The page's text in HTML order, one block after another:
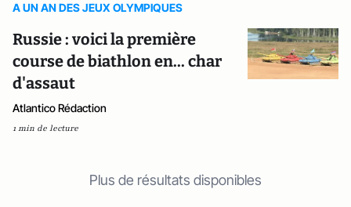
A UN AN DES JEUX OLYMPIQUES
Russie : voici la première
course de biathlon en... char
d'assaut
Atlantico Rédaction
1 min de lecture
Plus de résultats disponibles